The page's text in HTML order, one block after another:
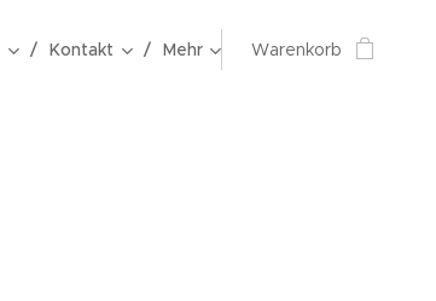
Kontakt Mehr Warenkorb